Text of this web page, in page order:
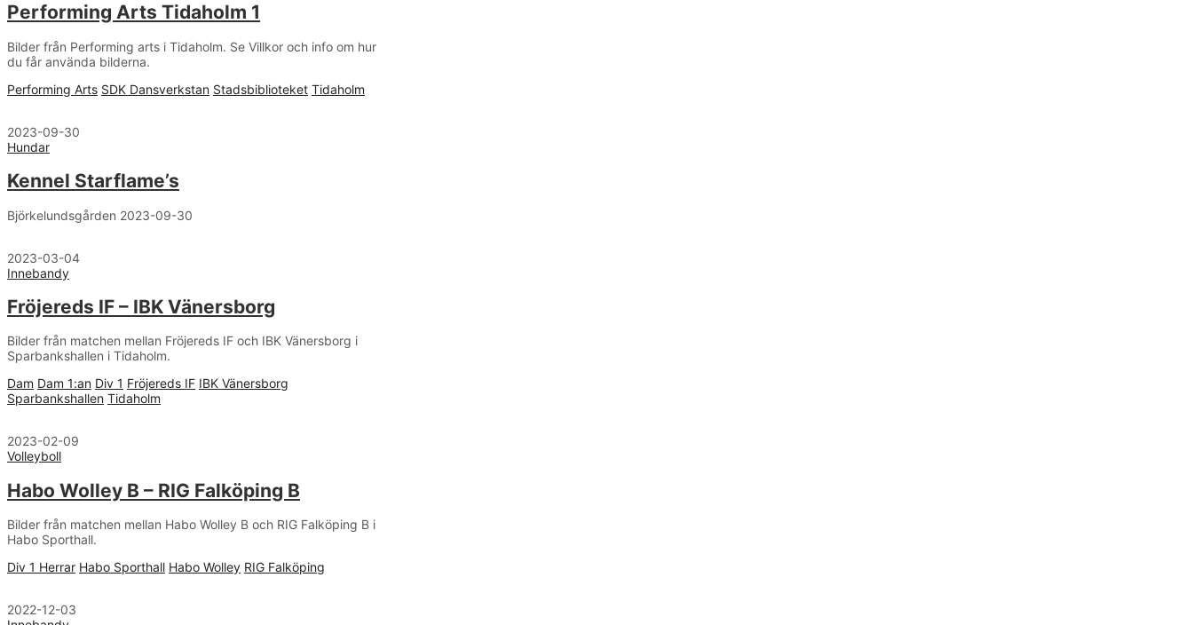
Performing Arts Tidaholm 1
Bilder från Performing arts i Tidaholm. Se Villkor och info om hur
du får använda bilderna.
Performing Arts SDK Dansverkstan Stadsbiblioteket Tidaholm
2023-09-30
Hundar
Kennel Starflame’s
Björkelundsgården 2023-09-30
2023-03-04
Innebandy
Fröjereds IF – IBK Vänersborg
Bilder från matchen mellan Fröjereds IF och IBK Vänersborg i
Sparbankshallen i Tidaholm.
Dam Dam 1:an Div 1 Fröjereds IF IBK Vänersborg
Sparbankshallen Tidaholm
2023-02-09
Volleyboll
Habo Wolley B – RIG Falköping B
Bilder från matchen mellan Habo Wolley B och RIG Falköping B i
Habo Sporthall.
Div 1 Herrar Habo Sporthall Habo Wolley RIG Falköping
2022-12-03